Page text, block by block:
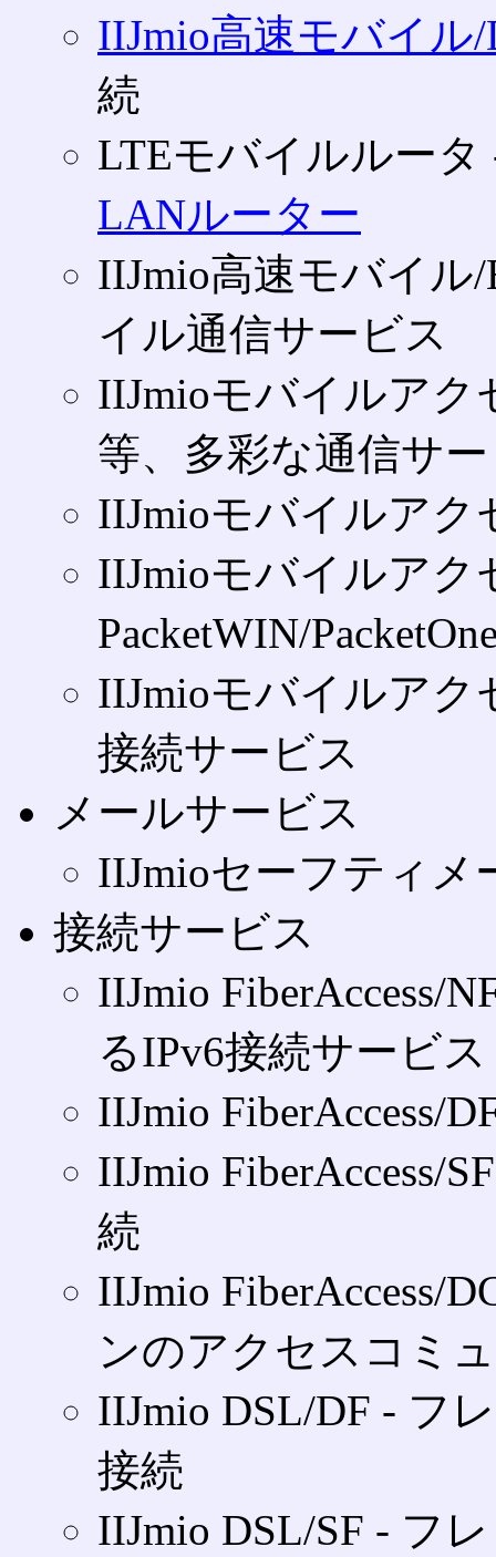
IIJmio高速モバイル/
続
LTEモバイルルータ
LANルーター
IIJmio高速モバイル
イル通信サービス
IIJmioモバイルアク
等、多彩な通信サ
IIJmioモバイルアク
IIJmioモバイルアク
PacketWIN/
IIJmioモバイルアク
接続サービス
メールサービス
IIJmioセーフティメ
接続サービス
IIJmio FiberAccess/
るIPv6接続サービス
IIJmio FiberAccess/
IIJmio FiberAccess/
続
IIJmio FiberAccess/
ンのアクセスコミ
IIJmio DSL/DF ‐ フ
接続
IIJmio DSL/SF ‐ フ